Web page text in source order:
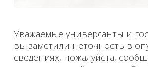
опубликованы архивные материалы с упоминанием
физических и юридических лиц, включенных
Министерством юстиции Российской Федерации в реестр
иностранных агентов, а также организаций, признанных
экстремистскими и запрещенных на территории
Российской Федерации.